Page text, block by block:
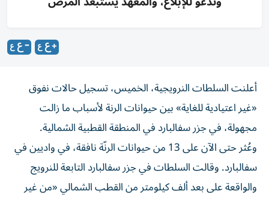
أعلنت السلطات النرويجية، الخميس، تسجيل حالات نفوق
«غير اعتيادية للغاية» بين حيوانات الرنة لأسباب ما زالت
مجهولة، في جزر سفالبارد في المنطقة القطبية الشمالية.
وعُثر حتى الآن على 13 من حيوانات الرنّة نافقة، في واديين في
سفالبارد. وقالت السلطات في جزر سفالبارد التابعة للنرويج
والواقعة على بعد ألف كيلومتر من القطب الشمالي «من غير